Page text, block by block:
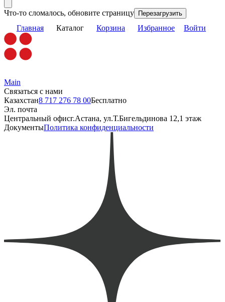
Что-то сломалось, обновите страницу Перезагрузить
Главная Каталог Корзина Избранное Войти
Main
Связаться с нами
Казахстан8 717 276 78 00Бесплатно
Эл. почта
Центральный офисг.Астана, ул.Т.Бигельдинова 12,1 этаж
ДокументыПолитика конфиденциальности